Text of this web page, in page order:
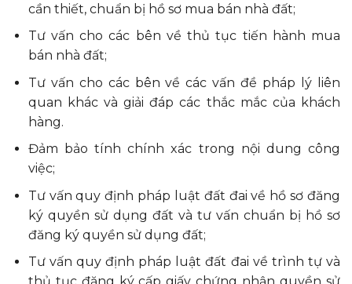
cần thiết, chuẩn bị hồ sơ mua bán nhà đất;
Tư vấn cho các bên về thủ tục tiến hành mua
bán nhà đất;
Tư vấn cho các bên về các vấn đề pháp lý liên
quan khác và giải đáp các thắc mắc của khách
hàng.
Đảm bảo tính chính xác trong nội dung công
việc;
Tư vấn quy định pháp luật đất đai về hồ sơ đăng
ký quyền sử dụng đất và tư vấn chuẩn bị hồ sơ
đăng ký quyền sử dụng đất;
Tư vấn quy định pháp luật đất đai về trình tự và